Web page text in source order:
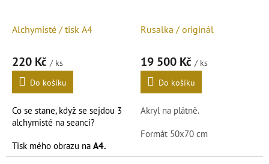
Alchymisté / tisk A4
220 Kč / ks
Do košíku
Co se stane, když se sejdou 3
alchymisté na seanci?
Tisk mého obrazu na A4.
Rusalka / originál
19 500 Kč / ks
Do košíku
Akryl na plátně.
Formát 50x70 cm
Podrobnosti čtěte v popisu